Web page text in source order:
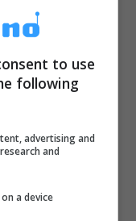
pochi minuti: i
a casa
” del
to use
following
advertising and
and
a device